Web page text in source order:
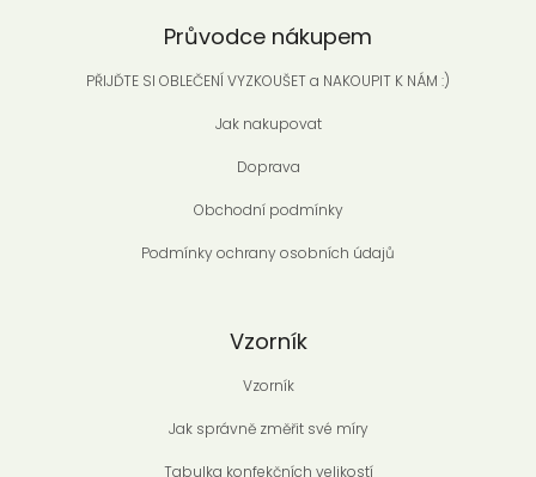
Průvodce nákupem
PŘIJĎTE SI OBLEČENÍ VYZKOUŠET a NAKOUPIT K NÁM :)
Jak nakupovat
Doprava
Obchodní podmínky
Podmínky ochrany osobních údajů
Vzorník
Vzorník
Jak správně změřit své míry
Tabulka konfekčních velikostí